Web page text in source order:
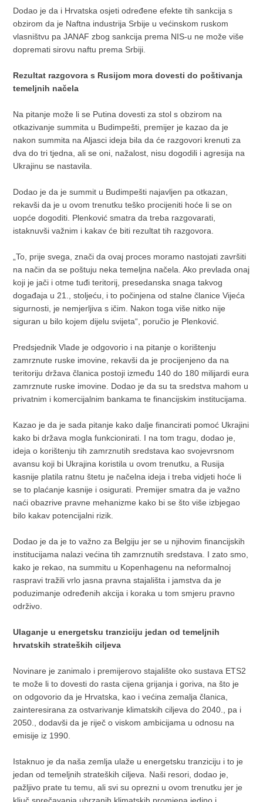
Dodao je da i Hrvatska osjeti određene efekte tih sankcija s
obzirom da je Naftna industrija Srbije u većinskom ruskom
vlasništvu pa JANAF zbog sankcija prema NIS-u ne može više
dopremati sirovu naftu prema Srbiji.
Rezultat razgovora s Rusijom mora dovesti do poštivanja
temeljnih načela
Na pitanje može li se Putina dovesti za stol s obzirom na
otkazivanje summita u Budimpešti, premijer je kazao da je
nakon summita na Aljasci ideja bila da će razgovori krenuti za
dva do tri tjedna, ali se oni, nažalost, nisu dogodili i agresija na
Ukrajinu se nastavila.
Dodao je da je summit u Budimpešti najavljen pa otkazan,
rekavši da je u ovom trenutku teško procijeniti hoće li se on
uopće dogoditi. Plenković smatra da treba razgovarati,
istaknuvši važnim i kakav će biti rezultat tih razgovora.
„To, prije svega, znači da ovaj proces moramo nastojati završiti
na način da se poštuju neka temeljna načela. Ako prevlada onaj
koji je jači i otme tuđi teritorij, presedanska snaga takvog
događaja u 21., stoljeću, i to počinjena od stalne članice Vijeća
sigurnosti, je nemjerljiva s ičim. Nakon toga više nitko nije
siguran u bilo kojem dijelu svijeta“, poručio je Plenković.
Predsjednik Vlade je odgovorio i na pitanje o korištenju
zamrznute ruske imovine, rekavši da je procijenjeno da na
teritoriju država članica postoji između 140 do 180 milijardi eura
zamrznute ruske imovine. Dodao je da su ta sredstva mahom u
privatnim i komercijalnim bankama te financijskim institucijama.
Kazao je da je sada pitanje kako dalje financirati pomoć Ukrajini
kako bi država mogla funkcionirati. I na tom tragu, dodao je,
ideja o korištenju tih zamrznutih sredstava kao svojevrsnom
avansu koji bi Ukrajina koristila u ovom trenutku, a Rusija
kasnije platila ratnu štetu je načelna ideja i treba vidjeti hoće li
se to plaćanje kasnije i osigurati. Premijer smatra da je važno
naći obazrive pravne mehanizme kako bi se što više izbjegao
bilo kakav potencijalni rizik.
Dodao je da je to važno za Belgiju jer se u njihovim financijskih
institucijama nalazi većina tih zamrznutih sredstava. I zato smo,
kako je rekao, na summitu u Kopenhagenu na neformalnoj
raspravi tražili vrlo jasna pravna stajališta i jamstva da je
poduzimanje određenih akcija i koraka u tom smjeru pravno
održivo.
Ulaganje u energetsku tranziciju jedan od temeljnih
hrvatskih strateških ciljeva
Novinare je zanimalo i premijerovo stajalište oko sustava ETS2
te može li to dovesti do rasta cijena grijanja i goriva, na što je
on odgovorio da je Hrvatska, kao i većina zemalja članica,
zainteresirana za ostvarivanje klimatskih ciljeva do 2040., pa i
2050., dodavši da je riječ o viskom ambicijama u odnosu na
emisije iz 1990.
Istaknuo je da naša zemlja ulaže u energetsku tranziciju i to je
jedan od temeljnih strateških ciljeva. Naši resori, dodao je,
pažljivo prate tu temu, ali svi su oprezni u ovom trenutku jer je